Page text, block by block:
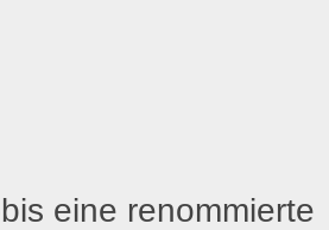
eine renommierte